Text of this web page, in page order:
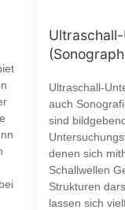
Ultraschall-
auch
sind
denen sich
Schallwellen
Strukturen
lassen sich